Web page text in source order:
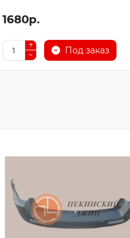
1680р.
Под заказ